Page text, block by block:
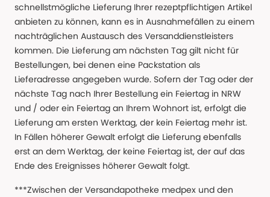
schnellstmögliche Lieferung Ihrer rezeptpflichtigen Artikel
anbieten zu können, kann es in Ausnahmefällen zu einem
nachträglichen Austausch des Versanddienstleisters
kommen. Die Lieferung am nächsten Tag gilt nicht für
Bestellungen, bei denen eine Packstation als
Lieferadresse angegeben wurde. Sofern der Tag oder der
nächste Tag nach Ihrer Bestellung ein Feiertag in NRW
und / oder ein Feiertag an Ihrem Wohnort ist, erfolgt die
Lieferung am ersten Werktag, der kein Feiertag mehr ist.
In Fällen höherer Gewalt erfolgt die Lieferung ebenfalls
erst an dem Werktag, der keine Feiertag ist, der auf das
Ende des Ereignisses höherer Gewalt folgt.
***Zwischen der Versandapotheke medpex und den